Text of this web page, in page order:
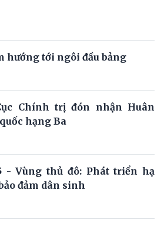
hướng tới ngôi đầu bảng
Chính trị đón nhận Huân
hạng Ba
- Vùng thủ đô: Phát triển hạ
đảm dân sinh